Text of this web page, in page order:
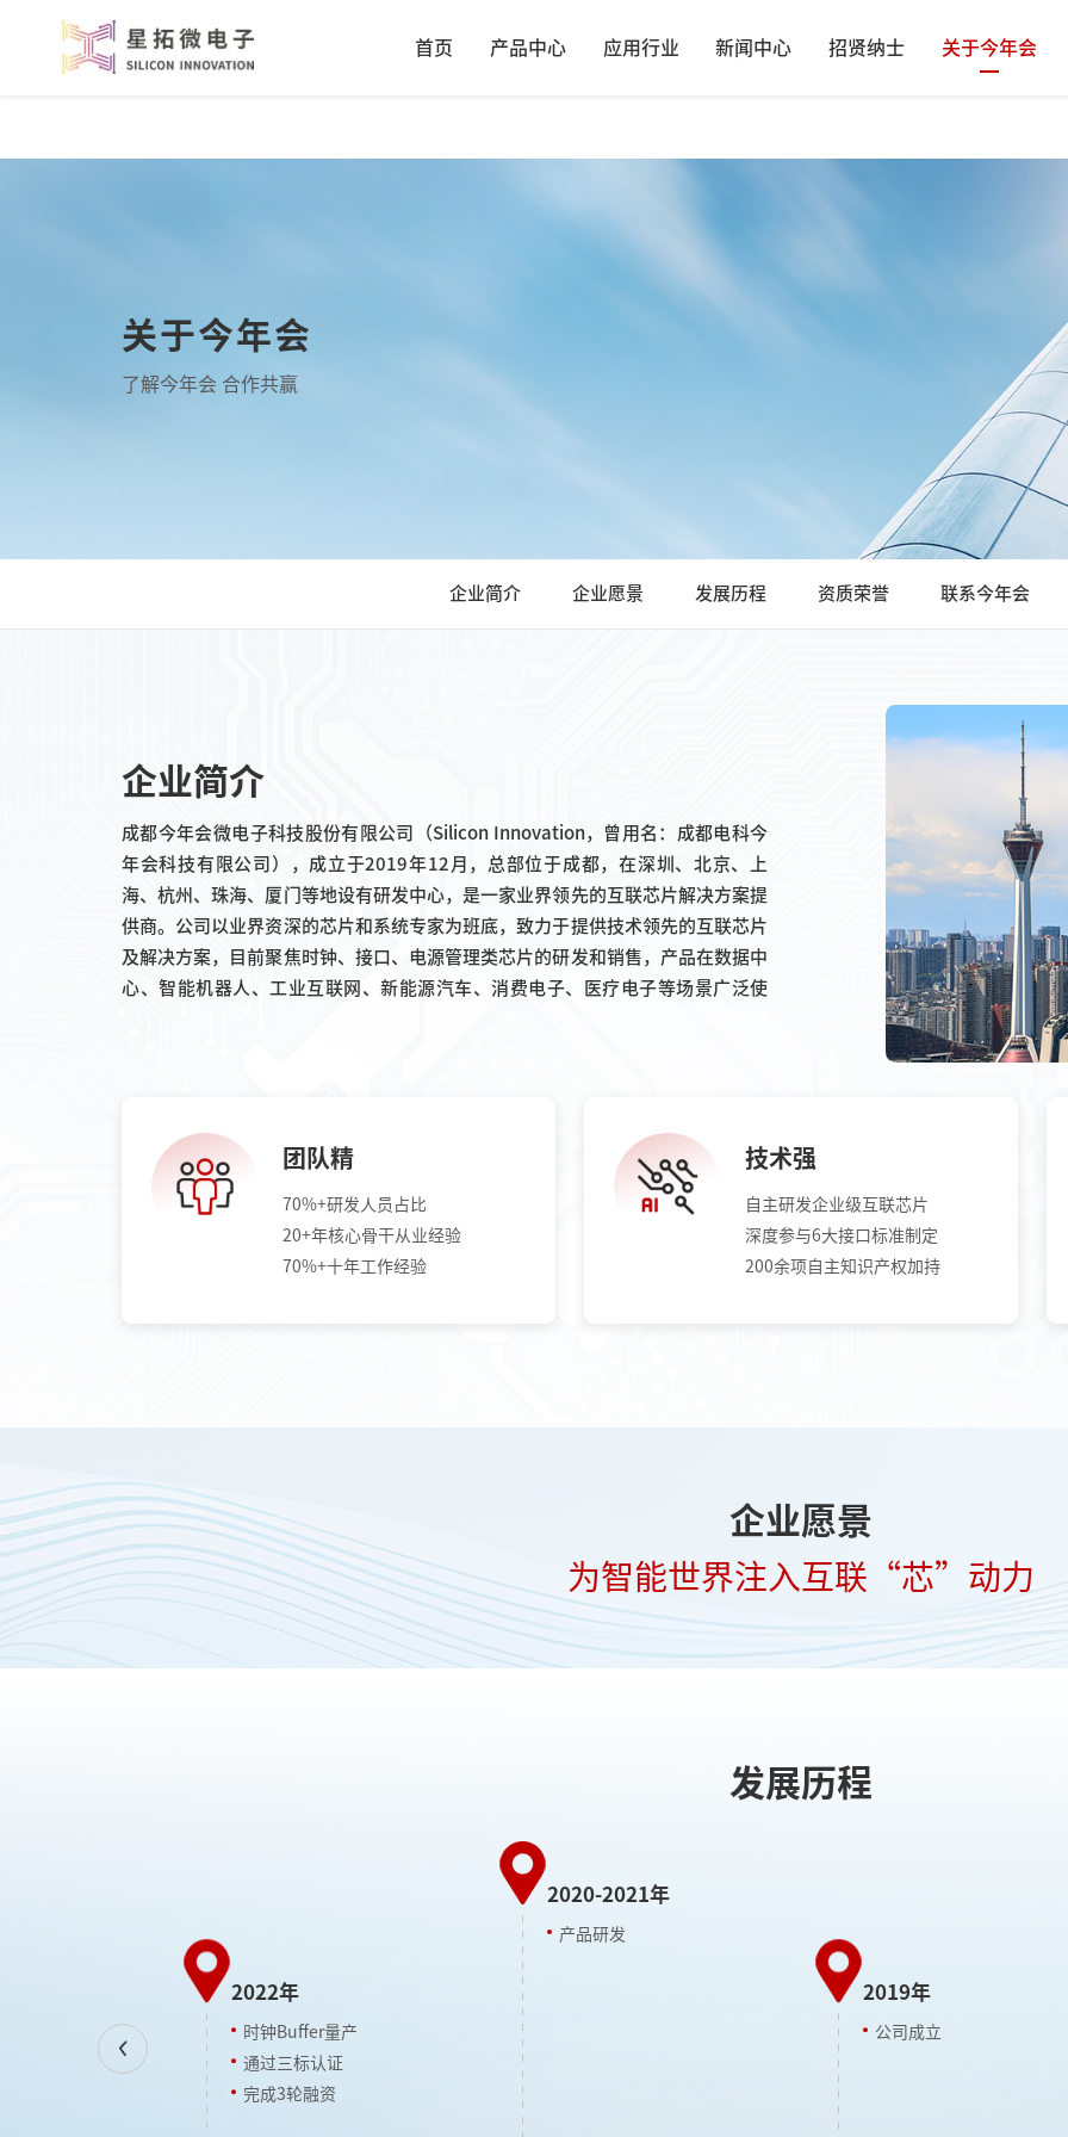
首页 产品中心 应用行业 新闻中心 招贤纳士 关于今年会
关于今年会
了解今年会 合作共赢
企业简介 企业愿景 发展历程 资质荣誉 联系今年会
企业简介
成都今年会微电子科技股份有限公司（Silicon Innovation，曾用名：成都电科今
年会科技有限公司），成立于2019年12月，总部位于成都，在深圳、北京、上
海、杭州、珠海、厦门等地设有研发中心，是一家业界领先的互联芯片解决方案提
供商。公司以业界资深的芯片和系统专家为班底，致力于提供技术领先的互联芯片
及解决方案，目前聚焦时钟、接口、电源管理类芯片的研发和销售，产品在数据中
心、智能机器人、工业互联网、新能源汽车、消费电子、医疗电子等场景广泛使
团队精
70%+研发人员占比
20+年核心骨干从业经验
70%+十年工作经验
技术强
自主研发企业级互联芯片
深度参与6大接口标准制定
200余项自主知识产权加持
企业愿景
为智能世界注入互联“芯”动力
发展历程
2022年
时钟Buffer量产
通过三标认证
完成3轮融资
2020-2021年
产品研发
2019年
公司成立